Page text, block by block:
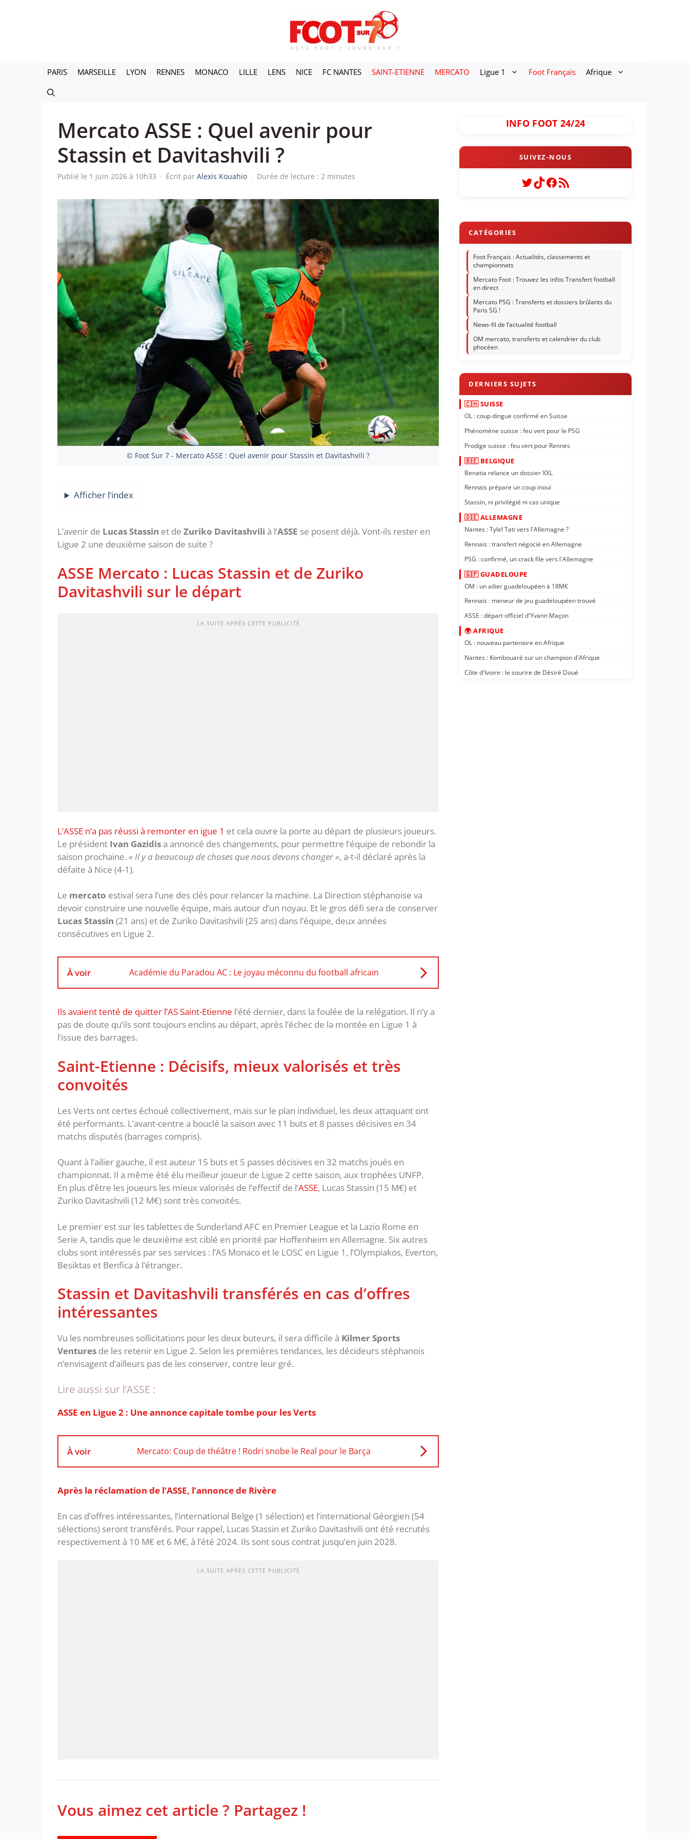
PARIS MARSEILLE LYON RENNES MONACO LILLE LENS NICE FC NANTES SAINT-ETIENNE MERCATO Ligue 1 Foot Français Afrique
Mercato ASSE : Quel avenir pour
Stassin et Davitashvili ?
Publié le 1 juin 2026 à 10h33 · Écrit parAlexis Kouahio · Durée de lecture : 2 minutes
© Foot Sur 7 - Mercato ASSE : Quel avenir pour Stassin et Davitashvili ?
Afficher l’index
L’avenir de Lucas Stassin et de Zuriko Davitashvili à l’ASSE se posent déjà. Vont-ils rester en
Ligue 2 une deuxième saison de suite ?
ASSE Mercato : Lucas Stassin et de Zuriko
Davitashvili sur le départ
LA SUITE APRÈS CETTE PUBLICITÉ
L’ASSE n’a pas réussi à remonter en igue 1 et cela ouvre la porte au départ de plusieurs joueurs.
Le président Ivan Gazidisa annoncé des changements, pour permettre l’équipe de rebondir la
saison prochaine. « Il y a beaucoup de choses que nous devons changer », a-t-il déclaré après la
défaite à Nice (4-1).
Le mercato estival sera l’une des clés pour relancer la machine. La Direction stéphanoise va
devoir construire une nouvelle équipe, mais autour d’un noyau. Et le gros défi sera de conserver
Lucas Stassin (21 ans) et de Zuriko Davitashvili (25 ans) dans l’équipe, deux années
consécutives en Ligue 2.
À voir Académie du Paradou AC : Le joyau méconnu du football africain
Ils avaient tenté de quitter l’AS Saint-Etienne l’été dernier, dans la foulée de la relégation. Il n’y a
pas de doute qu’ils sont toujours enclins au départ, après l’échec de la montée en Ligue 1 à
l’issue des barrages.
Saint-Etienne : Décisifs, mieux valorisés et très
convoités
Les Verts ont certes échoué collectivement, mais sur le plan individuel, les deux attaquant ont
été performants. L’avant-centre a bouclé la saison avec 11 buts et 8 passes décisives en 34
matchs disputés (barrages compris).
Quant à l’ailier gauche, il est auteur 15 buts et 5 passes décisives en 32 matchs joués en
championnat. Il a même été élu meilleur joueur de Ligue 2 cette saison, aux trophées UNFP.
En plus d’être les joueurs les mieux valorisés de l’effectif de l’ASSE, Lucas Stassin (15 M€) et
Zuriko Davitashvili (12 M€) sont très convoités.
Le premier est sur les tablettes de Sunderland AFC en Premier League et la Lazio Rome en
Serie A, tandis que le deuxième est ciblé en priorité par Hoffenheim en Allemagne. Six autres
clubs sont intéressés par ses services : l’AS Monaco et le LOSC en Ligue 1, l’Olympiakos, Everton,
Besiktas et Benfica à l’étranger.
Stassin et Davitashvili transférés en cas d’offres
intéressantes
Vu les nombreuses sollicitations pour les deux buteurs, il sera difficile à Kilmer Sports
Ventures de les retenir en Ligue 2. Selon les premières tendances, les décideurs stéphanois
n’envisagent d’ailleurs pas de les conserver, contre leur gré.
Lire aussi sur l’ASSE :
ASSE en Ligue 2 : Une annonce capitale tombe pour les Verts
À voir Mercato: Coup de théâtre ! Rodri snobe le Real pour le Barça
Après la réclamation de l’ASSE, l’annonce de Rivère
En cas d’offres intéressantes, l’international Belge (1 sélection) et l’international Géorgien (54
sélections) seront transférés. Pour rappel, Lucas Stassin et Zuriko Davitashvili ont été recrutés
respectivement à 10 M€ et 6 M€, à l’été 2024. Ils sont sous contrat jusqu’en juin 2028.
LA SUITE APRÈS CETTE PUBLICITÉ
Vous aimez cet article ? Partagez !
INFO FOOT 24/24
Twitter
TikTok
Facebook
Flux RSS
Foot Français : Actualités, classements et
championnats
Mercato Foot : Trouvez les infos Transfert football
en direct
Mercato PSG : Transferts et dossiers brûlants du
Paris SG !
News-fil de l’actualité football
OM mercato, transferts et calendrier du club
phocéen
🇨🇭 SUISSE
OL : coup dingue confirmé en Suisse
Phénomène suisse : feu vert pour le PSG
Prodige suisse : feu vert pour Rennes
🇧🇪 BELGIQUE
Benatia relance un dossier XXL
Rennais prépare un coup inouï
Stassin, ni privilégié ni cas unique
🇩🇪 ALLEMAGNE
Nantes : Tylel Tati vers l'Allemagne ?
Rennais : transfert négocié en Allemagne
PSG : confirmé, un crack file vers l'Allemagne
🇬🇵 GUADELOUPE
OM : un ailier guadeloupéen à 18M€
Rennais : meneur de jeu guadeloupéen trouvé
ASSE : départ officiel d'Yvann Maçon
🌍 AFRIQUE
OL : nouveau partenaire en Afrique
Nantes : Kombouaré sur un champion d'Afrique
Côte d'Ivoire : le sourire de Désiré Doué